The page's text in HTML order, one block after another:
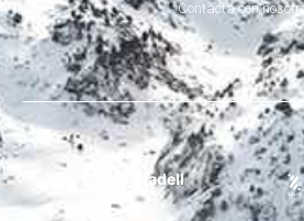
Contacta con
Sabadell